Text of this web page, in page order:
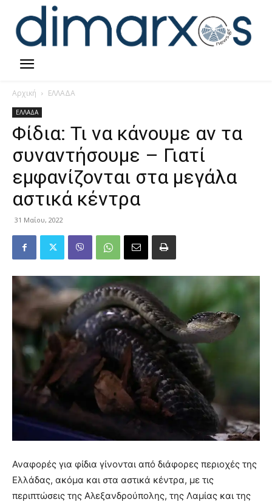
Αρχική ΕΛΛΑΔΑ
ΕΛΛΑΔΑ
Φίδια: Τι να κάνουμε αν τα
συναντήσουμε – Γιατί
εμφανίζονται στα μεγάλα
αστικά κέντρα
31 Μαΐου, 2022
Αναφορές για φίδια γίνονται από διάφορες περιοχές της
Ελλάδας, ακόμα και στα αστικά κέντρα, με τις
περιπτώσεις της Αλεξανδρούπολης, της Λαμίας και της